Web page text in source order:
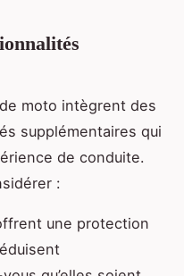
moto intègrent des
supplémentaires qui
de conduite.
:
une protection